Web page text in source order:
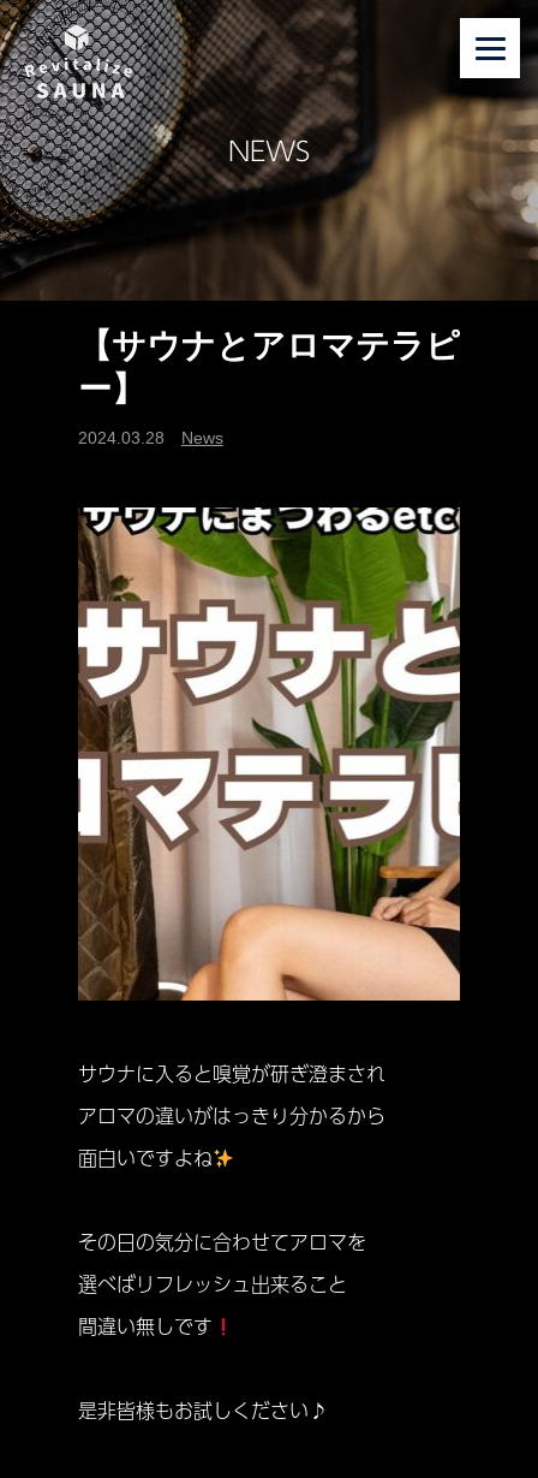
NEWS
【サウナとアロマテラピ
ー】
2024.03.28 News
サウナに入ると嗅覚が研ぎ澄まされ
アロマの違いがはっきり分かるから
面白いですよね
その日の気分に合わせてアロマを
選べばリフレッシュ出来ること
間違い無しです
是非皆様もお試しください♪